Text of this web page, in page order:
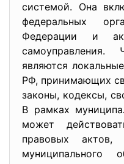
системой. Она
федеральных
Федерации и
являются
РФ, принимающих
законы, кодексы,
В рамках
может
правовых актов,
муниципального